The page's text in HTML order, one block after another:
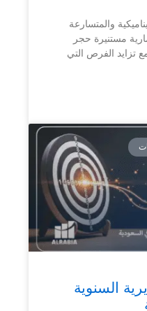
والمتسارعة
مستنيرة حجر
تزايد الفرص التي
السنوية